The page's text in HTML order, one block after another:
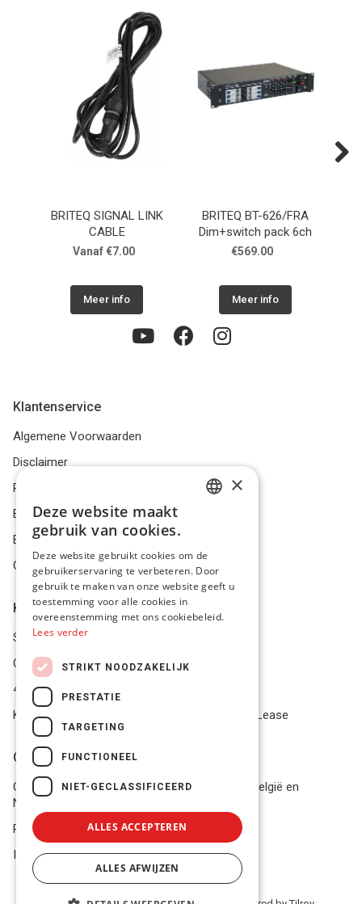
BRITEQ SIGNAL LINK
CABLE
Vanaf €7.00
Meer info
BRITEQ BT-626/FRA
Dim+switch pack 6ch
€569.00
Meer info
Klantenservice
Algemene Voorwaarden
Disclaimer
Privacybeleid
Bestelling herroepen
Betalingsmiddelen
Geschillen
Klantenservice
Service Center
Onze winkel
4.9 op 5 gescoord op Trustpilot
Koop je materiaal op afbetaling met Pro Gear Lease
Onze beloftes
Gratis verzending naar jou thuis vanaf €49 in België en
Nederland
Razendsnel advies
In voorraad? Volgende werkdag geleverd!
ENGLISH
×
Deze website maakt
gebruik van cookies.
Deze website gebruikt cookies om de
gebruikerservaring te verbeteren. Door
gebruik te maken van onze website geeft u
toestemming voor alle cookies in
overeenstemming met ons cookiebeleid.
Lees verder
STRIKT NOODZAKELIJK
PRESTATIE
TARGETING
FUNCTIONEEL
NIET-GECLASSIFICEERD
ALLES ACCEPTEREN
ALLES AFWIJZEN